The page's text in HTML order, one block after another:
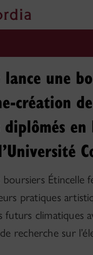
lance une
création
en
boursiers Étincelle
pratiques
futurs climatiques
recherche sur